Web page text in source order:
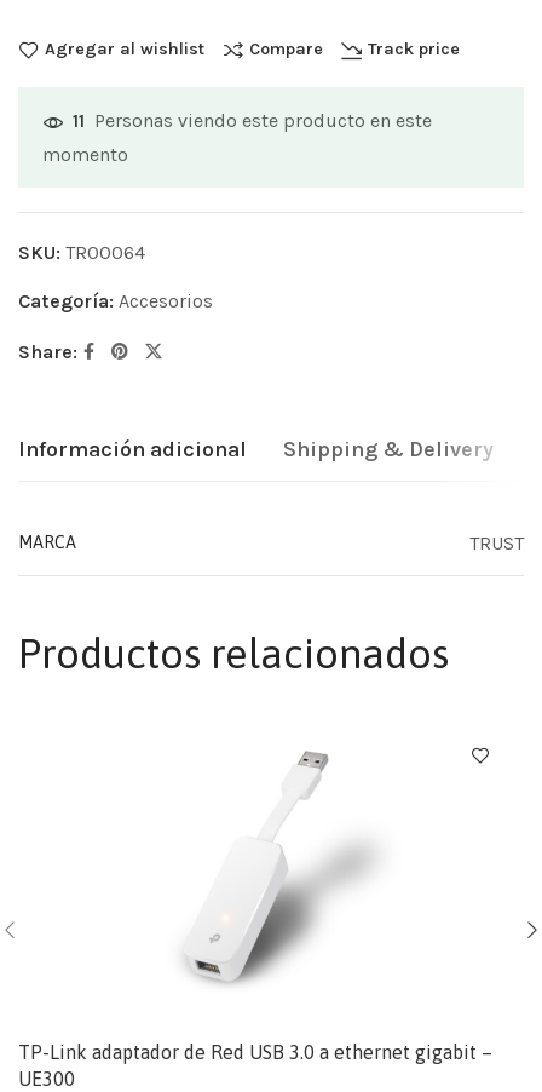
Agregar al wishlist Compare Track price
11 Personas viendo este producto en este
momento
SKU: TR00064
Categoría: Accesorios
Share:
Información adicional Shipping & Delivery
MARCA TRUST
Productos relacionados
TP-Link adaptador de Red USB 3.0 a ethernet gigabit –
UE300